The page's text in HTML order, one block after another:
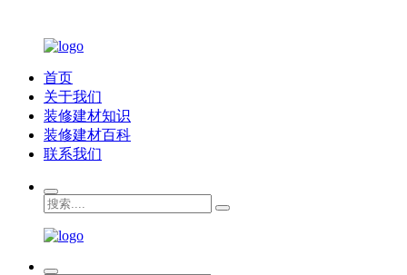
首页
关于我们
装修建材知识
装修建材百科
联系我们